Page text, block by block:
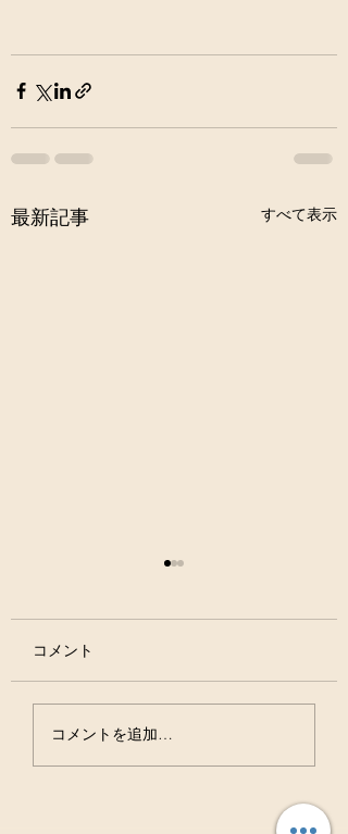
最新記事 すべて表示
虫歯は治る病気ですよ
コメント
コメントを追加…